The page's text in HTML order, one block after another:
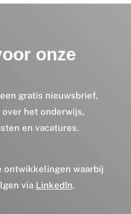
onze
gratis nieuwsbrief,
het onderwijs,
en vacatures.
ontwikkelingen waarbij
via LinkedIn.